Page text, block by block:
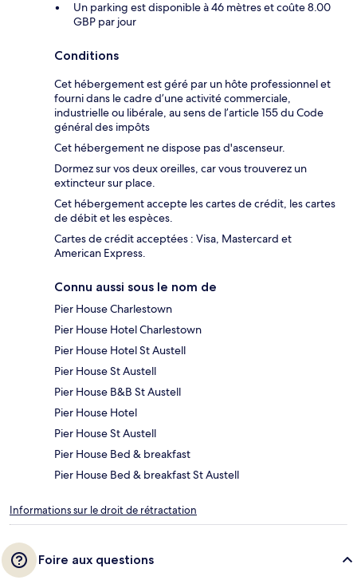
Un parking est disponible à 46 mètres et coûte 8.00
GBP par jour
Conditions
Cet hébergement est géré par un hôte professionnel et
fourni dans le cadre d’une activité commerciale,
industrielle ou libérale, au sens de l’article 155 du Code
général des impôts
Cet hébergement ne dispose pas d'ascenseur.
Dormez sur vos deux oreilles, car vous trouverez un
extincteur sur place.
Cet hébergement accepte les cartes de crédit, les cartes
de débit et les espèces.
Cartes de crédit acceptées : Visa, Mastercard et
American Express.
Connu aussi sous le nom de
Pier House Charlestown
Pier House Hotel Charlestown
Pier House Hotel St Austell
Pier House St Austell
Pier House B&B St Austell
Pier House Hotel
Pier House St Austell
Pier House Bed & breakfast
Pier House Bed & breakfast St Austell
Informations sur le droit de rétractation
Foire aux questions